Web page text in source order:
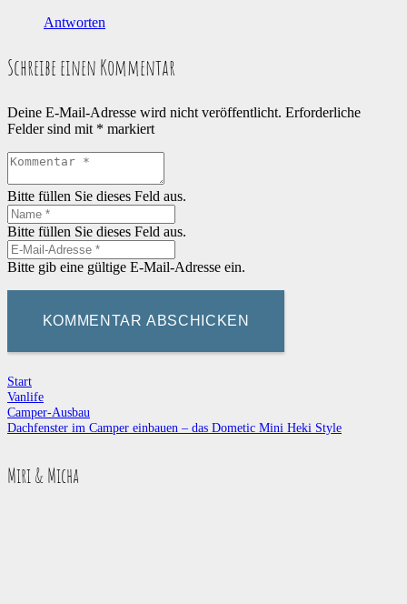
Antworten
Schreibe einen Kommentar
Deine E-Mail-Adresse wird nicht veröffentlicht. Erforderliche
Felder sind mit * markiert
Bitte füllen Sie dieses Feld aus.
Bitte füllen Sie dieses Feld aus.
Bitte gib eine gültige E-Mail-Adresse ein.
KOMMENTAR ABSCHICKEN
Start
Vanlife
Camper-Ausbau
Dachfenster im Camper einbauen – das Dometic Mini Heki Style
Miri & Micha